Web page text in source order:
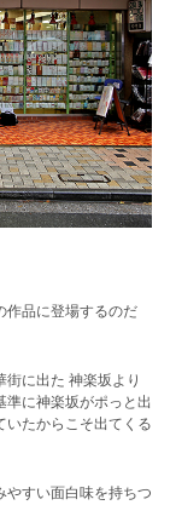
作品に登場するのだ
街に出た 神楽坂より
準に神楽坂がポっと出
いたからこそ出てくる
やすい面白味を持ちつ